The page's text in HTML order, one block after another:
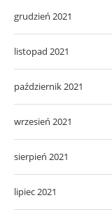
grudzień 2021
listopad 2021
październik 2021
wrzesień 2021
sierpień 2021
lipiec 2021